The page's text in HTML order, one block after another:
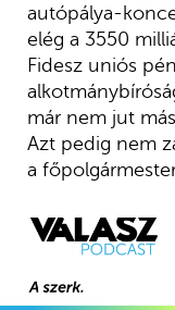
autópálya-
elég a 3550
Fidesz uniós
már nem jut
Azt pedig nem
a